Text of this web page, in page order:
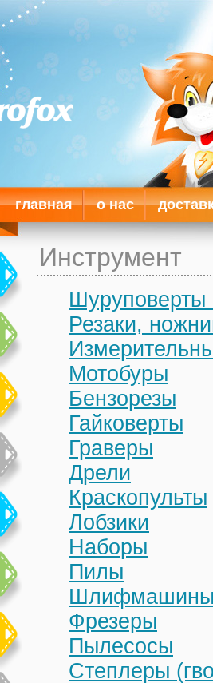
главная о нас
Инструмент
Шуруповерты
Резаки,
Мотобуры
Бензорезы
Гайковерты
Граверы
Дрели
Краскопульты
Лобзики
Наборы
Пилы
Фрезеры
Пылесосы
Степлеры